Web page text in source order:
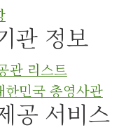
관 정보
관 리스트
한민국 총영사관
공 서비스